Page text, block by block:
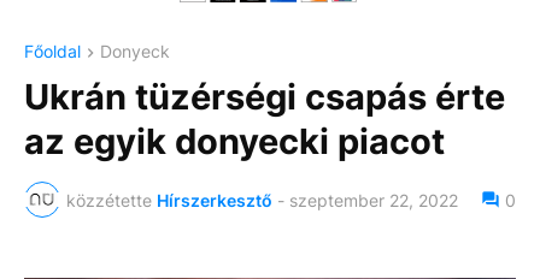
Főoldal Donyeck
Ukrán tüzérségi csapás érte
az egyik donyecki piacot
közzétette Hírszerkesztő - szeptember 22, 2022 0